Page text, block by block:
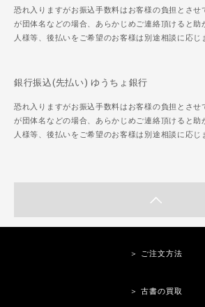
恐れ入りますがお振込手数料はお客様の負担とさせ
が団体名などの場合、あらかじめご連絡頂けると助
人様等、後払いをご希望のお客様は別途相談に応じ
銀行振込(先払い) ゆうちょ銀行
恐れ入りますがお振込手数料はお客様の負担とさせ
が団体名などの場合、あらかじめご連絡頂けると助
人様等、後払いをご希望のお客様は別途相談に応じ
＞ ご注文方法
＞ 古書の買取